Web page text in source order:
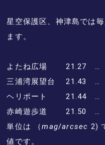
星空保護区、神津島では
ます。
よたね広場 21.27 …
三浦湾展望台 21.43
ヘリポート 21.44 …
赤崎遊歩道 21.50 …
単位は （mag/arcsec 2)
値です。